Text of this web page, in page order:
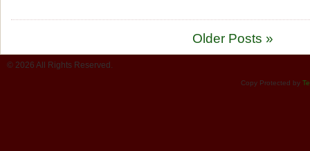
Older Posts »
© 2026 All Rights Reserved.
Copy Protected by